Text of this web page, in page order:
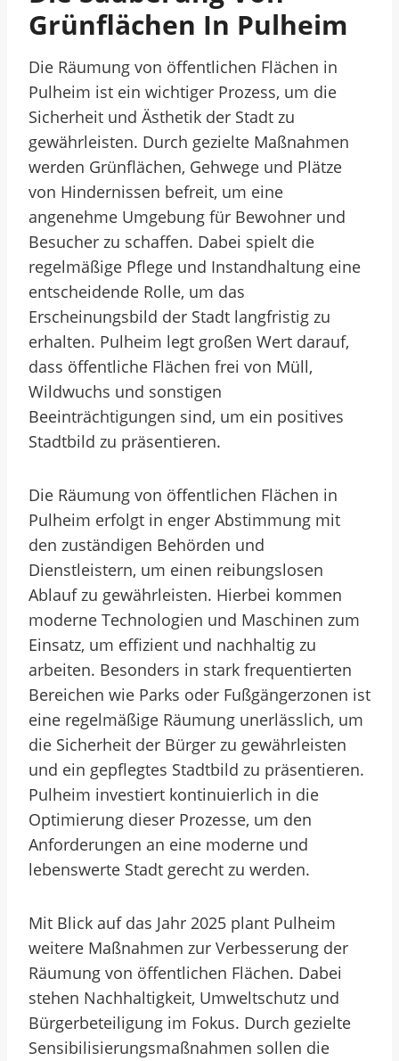
Grünflächen In Pulheim
Die Räumung von öffentlichen Flächen in
Pulheim ist ein wichtiger Prozess, um die
Sicherheit und Ästhetik der Stadt zu
gewährleisten. Durch gezielte Maßnahmen
werden Grünflächen, Gehwege und Plätze
von Hindernissen befreit, um eine
angenehme Umgebung für Bewohner und
Besucher zu schaffen. Dabei spielt die
regelmäßige Pflege und Instandhaltung eine
entscheidende Rolle, um das
Erscheinungsbild der Stadt langfristig zu
erhalten. Pulheim legt großen Wert darauf,
dass öffentliche Flächen frei von Müll,
Wildwuchs und sonstigen
Beeinträchtigungen sind, um ein positives
Stadtbild zu präsentieren.
Die Räumung von öffentlichen Flächen in
Pulheim erfolgt in enger Abstimmung mit
den zuständigen Behörden und
Dienstleistern, um einen reibungslosen
Ablauf zu gewährleisten. Hierbei kommen
moderne Technologien und Maschinen zum
Einsatz, um effizient und nachhaltig zu
arbeiten. Besonders in stark frequentierten
Bereichen wie Parks oder Fußgängerzonen ist
eine regelmäßige Räumung unerlässlich, um
die Sicherheit der Bürger zu gewährleisten
und ein gepflegtes Stadtbild zu präsentieren.
Pulheim investiert kontinuierlich in die
Optimierung dieser Prozesse, um den
Anforderungen an eine moderne und
lebenswerte Stadt gerecht zu werden.
Mit Blick auf das Jahr 2025 plant Pulheim
weitere Maßnahmen zur Verbesserung der
Räumung von öffentlichen Flächen. Dabei
stehen Nachhaltigkeit, Umweltschutz und
Bürgerbeteiligung im Fokus. Durch gezielte
Sensibilisierungsmaßnahmen sollen die